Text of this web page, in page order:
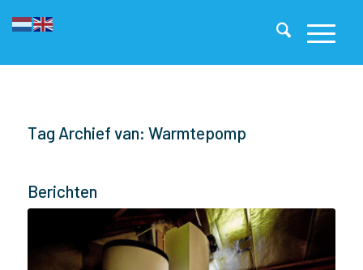
Tag Archief van: Warmtepomp
Berichten